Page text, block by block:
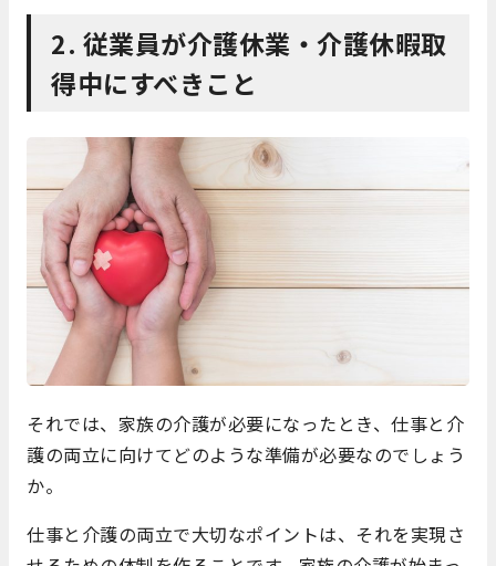
2. 従業員が介護休業・介護休暇取
得中にすべきこと
それでは、家族の介護が必要になったとき、仕事と介
護の両立に向けてどのような準備が必要なのでしょう
か。
仕事と介護の両立で大切なポイントは、それを実現さ